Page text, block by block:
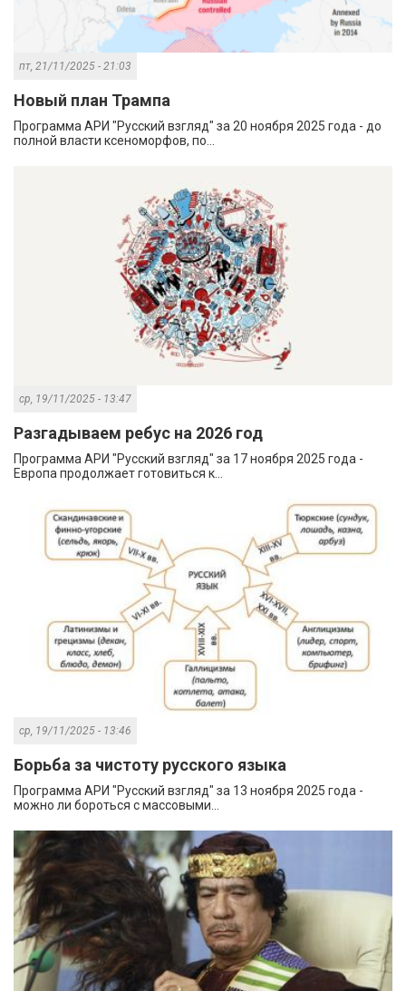
пт, 21/11/2025 - 21:03
Новый план Трампа
Программа АРИ "Русский взгляд" за 20 ноября 2025 года - до
полной власти ксеноморфов, по...
ср, 19/11/2025 - 13:47
Разгадываем ребус на 2026 год
Программа АРИ "Русский взгляд" за 17 ноября 2025 года -
Европа продолжает готовиться к...
ср, 19/11/2025 - 13:46
Борьба за чистоту русского языка
Программа АРИ "Русский взгляд" за 13 ноября 2025 года -
можно ли бороться с массовыми...